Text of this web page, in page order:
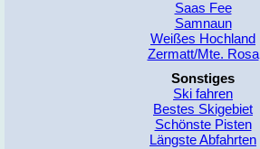
Saas Fee
Samnaun
Weißes Hochland
Zermatt/Mte. Rosa
Sonstiges
Ski fahren
Bestes Skigebiet
Schönste Pisten
Längste Abfahrten